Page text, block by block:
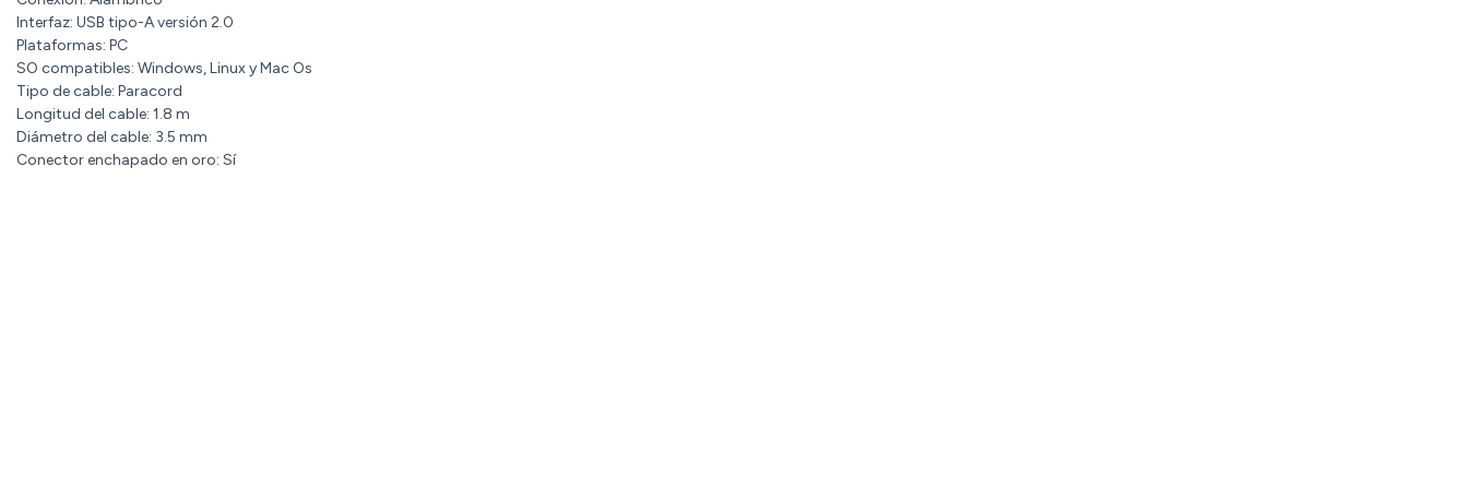
Interfaz: USB tipo-A versión 2.0
Plataformas: PC
SO compatibles: Windows, Linux y Mac Os
Tipo de cable: Paracord
Longitud del cable: 1.8 m
Diámetro del cable: 3.5 mm
Conector enchapado en oro: Sí